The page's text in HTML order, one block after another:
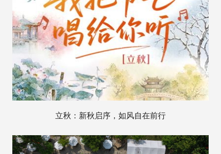
立秋：新秋启序，如风自在前行